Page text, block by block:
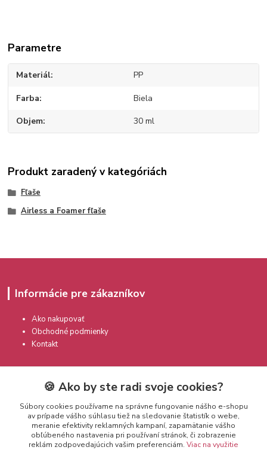
Parametre
Materiál PP
Farba Biela
Objem 30 ml
Produkt zaradený v kategóriách
Fľaše
Airless a Foamer fľaše
Informácie pre zákazníkov
Ako nakupovať
Obchodné podmienky
Kontakt
Kontakty
🍪 Ako by ste radi svoje cookies?
Súbory cookies používame na správne fungovanie nášho e-shopu
av prípade vášho súhlasu tiež na sledovanie štatistík o webe,
meranie efektivity reklamných kampaní, zapamätanie vášho
obľúbeného nastavenia pri používaní stránok, či zobrazenie
reklám zodpovedajúcich vašim preferenciám. Viac na využitie